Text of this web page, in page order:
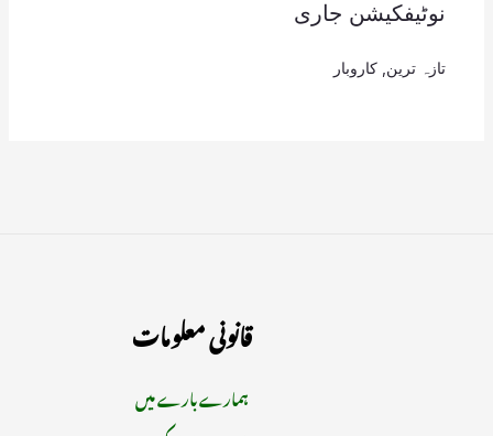
نوٹیفکیشن جاری
تازہ ترین کاروبار
قانونی معلومات
ہمارے بارے میں